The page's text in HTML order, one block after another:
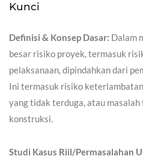
Kunci
Definisi & Konsep Dasar: Dalam
besar risiko proyek, termasuk
pelaksanaan, dipindahkan dari
Ini termasuk risiko
yang tidak terduga, atau masalah
konstruksi.
Studi Kasus Riil/Permasalahan